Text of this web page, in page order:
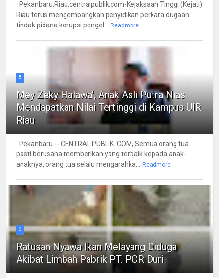
Pekanbaru.Riau,centralpublik.com-Kejaksaan Tinggi (Kejati)
Riau terus mengembangkan penyidikan perkara dugaan
tindak pidana korupsi pengel...
Readmore
8
Mey Zeky Halawa', Anak Asli Putra Nias
Mendapatkan Nilai Tertinggi di Kampus UIR
Riau
Pekanbaru -- CENTRAL PUBLIK. COM, Semua orang tua
pasti berusaha memberikan yang terbaik kepada anak-
anaknya, orang tua selalu mengarahka...
Readmore
9
Ratusan Nyawa Ikan Melayang Diduga
Akibat Limbah Pabrik PT. PCR Duri